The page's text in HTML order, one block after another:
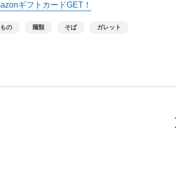
ギフトカードGET！
の 麺類 そば ガレット